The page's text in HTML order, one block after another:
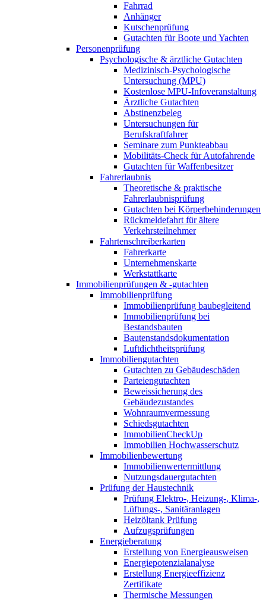
Fahrrad
Anhänger
Kutschenprüfung
Gutachten für Boote und Yachten
Personenprüfung
Psychologische & ärztliche Gutachten
Medizinisch-Psychologische
Untersuchung (MPU)
Kostenlose MPU-Infoveranstaltung
Ärztliche Gutachten
Abstinenzbeleg
Untersuchungen für
Berufskraftfahrer
Seminare zum Punkteabbau
Mobilitäts-Check für Autofahrende
Gutachten für Waffenbesitzer
Fahrerlaubnis
Theoretische & praktische
Fahrerlaubnisprüfung
Gutachten bei Körperbehinderungen
Rückmeldefahrt für ältere
Verkehrsteilnehmer
Fahrtenschreiberkarten
Fahrerkarte
Unternehmenskarte
Werkstattkarte
Immobilienprüfungen & -gutachten
Immobilienprüfung
Immobilienprüfung baubegleitend
Immobilienprüfung bei
Bestandsbauten
Bautenstandsdokumentation
Luftdichtheitsprüfung
Immobiliengutachten
Gutachten zu Gebäudeschäden
Parteiengutachten
Beweissicherung des
Gebäudezustandes
Wohnraumvermessung
Schiedsgutachten
ImmobilienCheckUp
Immobilien Hochwasserschutz
Immobilienbewertung
Immobilienwertermittlung
Nutzungsdauergutachten
Prüfung der Haustechnik
Prüfung Elektro-, Heizung-, Klima-,
Lüftungs-, Sanitäranlagen
Heizöltank Prüfung
Aufzugsprüfungen
Energieberatung
Erstellung von Energieausweisen
Energiepotenzialanalyse
Erstellung Energieeffizienz
Zertifikate
Thermische Messungen